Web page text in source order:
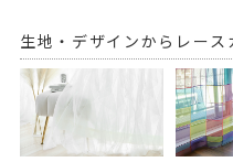
生地・デザインからレース